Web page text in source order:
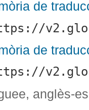
de
de
anglès-